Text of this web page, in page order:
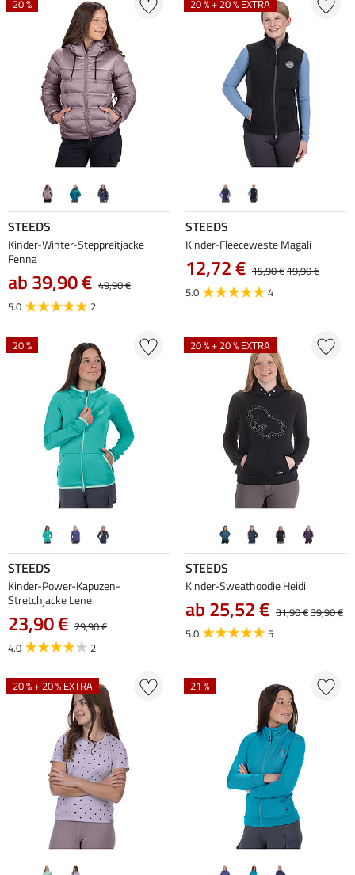
20 %
STEEDS
Kinder-Winter-Steppreitjacke
Fenna
ab 39,90 € 49,90 €
5.0
2
20 % + 20 % EXTRA
STEEDS
Kinder-Fleeceweste Magali
12,72 € 15,90 €19,90 €
5.0
4
20 %
STEEDS
Kinder-Power-Kapuzen-
Stretchjacke Lene
23,90 € 29,90 €
4.0
2
20 % + 20 % EXTRA
STEEDS
Kinder-Sweathoodie Heidi
ab 25,52 € 31,90 €39,90 €
5.0
5
20 % + 20 % EXTRA 21 %